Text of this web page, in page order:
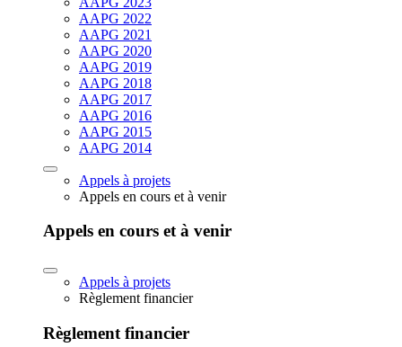
AAPG 2022
AAPG 2021
AAPG 2020
AAPG 2019
AAPG 2018
AAPG 2017
AAPG 2016
AAPG 2015
AAPG 2014
Appels à projets
Appels en cours et à venir
Appels en cours et à venir
Appels à projets
Règlement financier
Règlement financier